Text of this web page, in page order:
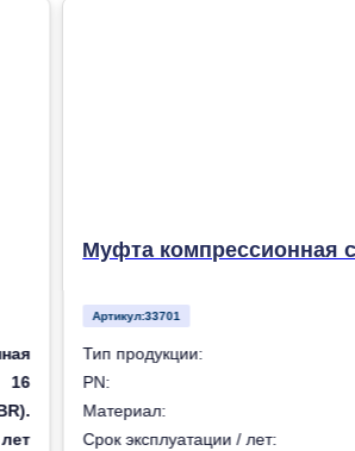
Муфта компрессионная с
Артикул:33701
Тип продукции:
Материал:
Срок эксплуатации / лет: